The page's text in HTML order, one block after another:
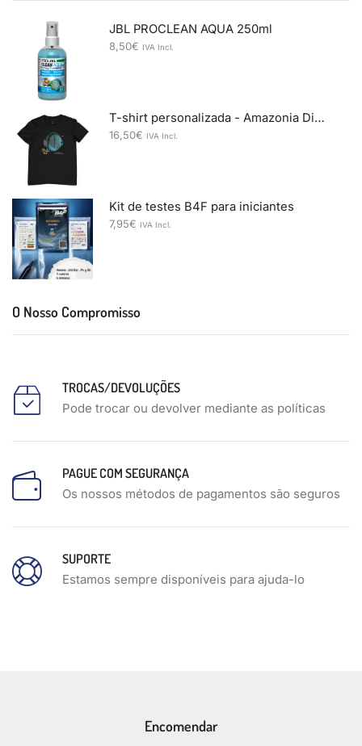
JBL PROCLEAN AQUA 250ml
8,50€ IVA Incl.
T-shirt personalizada - Amazonia Discus & A Casa dos Discus
16,50€ IVA Incl.
Kit de testes B4F para iniciantes
7,95€ IVA Incl.
O Nosso Compromisso
TROCAS/DEVOLUÇÕES
Pode trocar ou devolver mediante as políticas
PAGUE COM SEGURANÇA
Os nossos métodos de pagamentos são seguros
SUPORTE
Estamos sempre disponíveis para ajuda-lo
Encomendar